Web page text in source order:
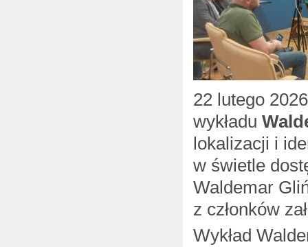
22 lutego
wykładu
lokalizacji i
w świetle
Waldemar
z członków
Wykład